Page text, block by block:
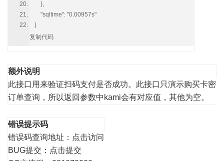
},
"sqltime": "0.00957s"
}
复制代码
额外说明
此接口用来验证扫码支付是否成功。此接口只演示购买卡密
订单查询，所以返回参数中kami会有对应值，其他为空。
错误提示码
错误码查询地址： 点击访问
BUG提交： 点击提交